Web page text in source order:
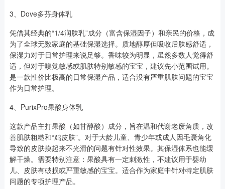
3、Dove多芬身体乳
凭借其经典的“1/4润肤乳”成分（富含保湿因子）和亲民的价格，成
为了全球无数家庭的基础保湿选择。质地醇厚但吸收后肤感舒适，
保湿力对于日常护理来说足够。香味较为明显，虽然多数人觉得舒
适，但对于嗅觉敏感或肌肤特别敏感的宝宝，建议先小范围试用。
是一款性价比极高的日常保湿产品，适合没有严重肌肤问题的宝宝
作为日常护理。
4、PurixPro果酸身体乳
这款产品主打果酸（如甘醇酸）成分，旨在温和代谢老废角质，改
善肌肤粗糙和“鸡皮肤”。对于大龄儿童、青少年或成人因毛囊角化
导致的皮肤摸起来不光滑的问题有针对性效果。其保湿体系也能缓
解干燥。需要特别注意：果酸具有一定刺激性，不建议用于婴幼
儿、皮肤有破损或严重敏感的宝宝。适合作为家庭中针对特定肌肤
问题的专项护理产品。